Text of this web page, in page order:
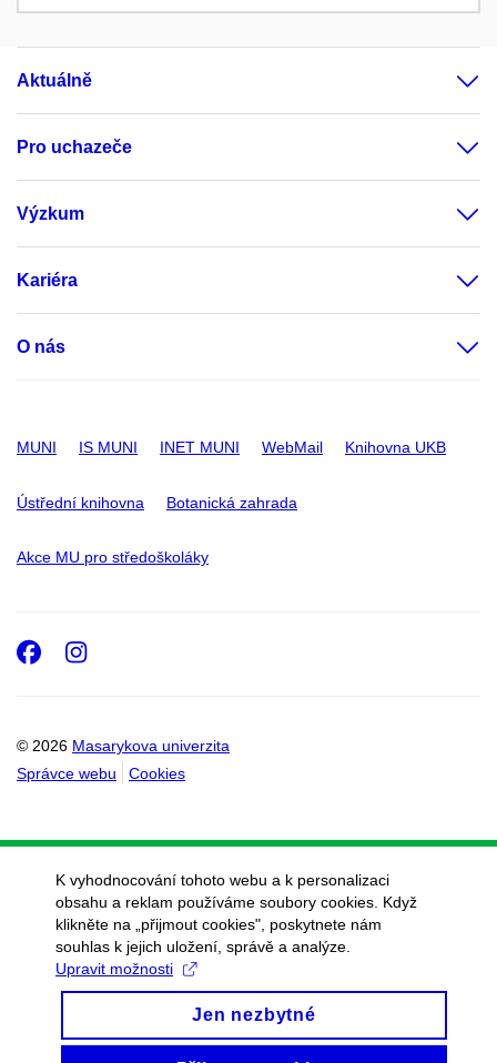
Aktuálně
Pro uchazeče
Výzkum
Kariéra
O nás
MUNI IS MUNI INET MUNI WebMail Knihovna UKB
Ústřední knihovna Botanická zahrada
Akce MU pro středoškoláky
© 2026 Masarykova univerzita
Správce webu
Cookies
Facebook
Instagram
K vyhodnocování tohoto webu a k personalizaci
obsahu a reklam používáme soubory cookies. Když
klikněte na „přijmout cookies", poskytnete nám
souhlas k jejich uložení, správě a analýze.
Upravit možnosti
Jen nezbytné